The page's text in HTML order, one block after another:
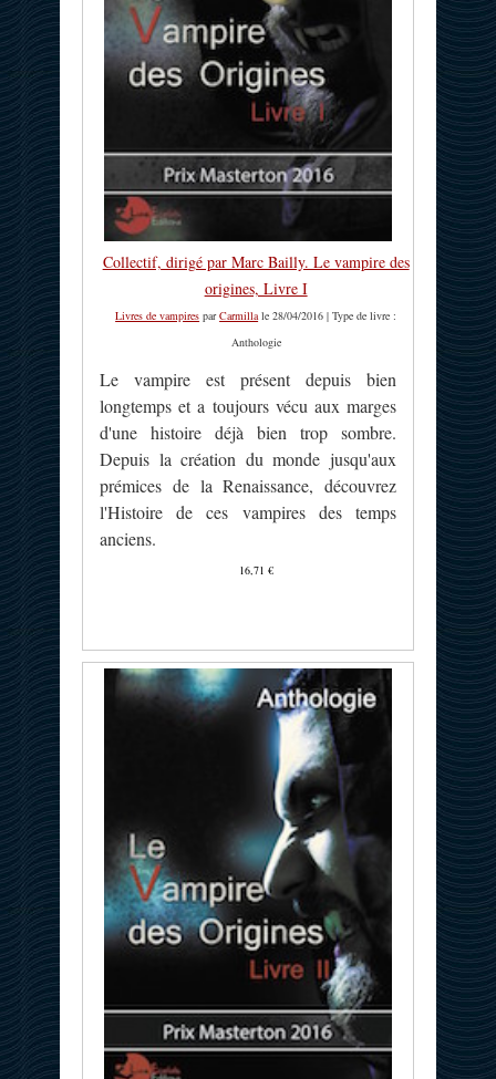
Collectif, dirigé par Marc Bailly. Le vampire des
origines, Livre I
Livres de vampires parCarmillale 28/04/2016 | Type de livre :
Anthologie
Le vampire est présent depuis bien
longtemps et a toujours vécu aux marges
d'une histoire déjà bien trop sombre.
Depuis la création du monde jusqu'aux
prémices de la Renaissance, découvrez
l'Histoire de ces vampires des temps
anciens.
16,71 €